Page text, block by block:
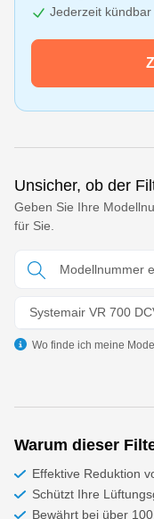
Jederzeit kündbar
Unsicher, ob der
Geben Sie Ihre
für Sie.
Systemair VR 700
Wo finde ich meine
Warum dieser
Effektive Reduktion
Schützt Ihre
Bewährt bei über